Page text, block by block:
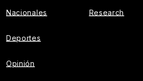
Nacionales
Deportes
Opinión
Research